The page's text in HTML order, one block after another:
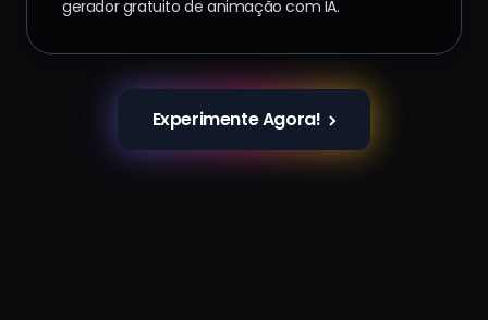
gerador gratuito de animação com IA.
Experimente Agora!